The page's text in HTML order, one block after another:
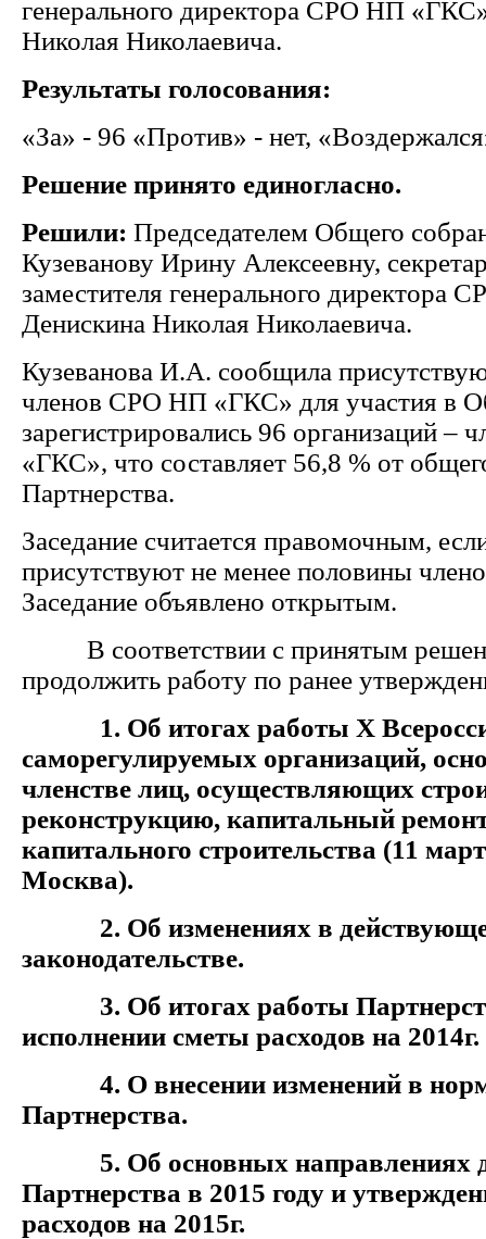
генерального директора СРО НП
Николая Николаевича.
Результаты голосования:
«За» - 96 «Против» - нет,
Решение принято единогласно.
Решили: Председателем Общего
Кузеванову Ирину Алексеевну,
заместителя генерального
Денискина Николая Николаевича.
Кузеванова И.А. сообщила
членов СРО НП «ГКС» для участия в
зарегистрировались 96 организаций
«ГКС», что составляет 56,8 % от
Партнерства.
Заседание считается правомочным,
присутствуют не менее половины
Заседание объявлено открытым.
В соответствии с принятым
продолжить работу по ранее
1. Об итогах работы X
саморегулируемых организаций,
членстве лиц, осуществляющих
реконструкцию, капитальный
капитального строительства (11
Москва).
2. Об изменениях в
законодательстве.
3. Об итогах работы
исполнении сметы расходов на 2014г.
4. О внесении изменений в
Партнерства.
5. Об основных направлениях
Партнерства в 2015 году и
расходов на 2015г.